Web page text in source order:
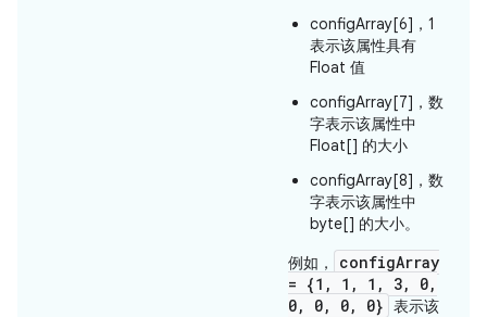
configArray[6]，1
表示该属性具有
Float 值
configArray[7]，数
字表示该属性中
Float[] 的大小
configArray[8]，数
字表示该属性中
byte[] 的大小。
例如，
configArray
= {1, 1, 1, 3, 0,
0, 0, 0, 0} 表示该